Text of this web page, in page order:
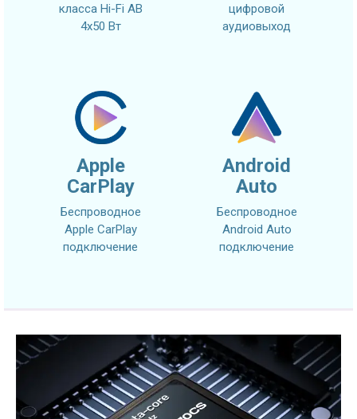
класса Hi-Fi AB
4x50 Вт
цифровой
аудиовыход
Apple
CarPlay
Беспроводное
Apple CarPlay
подключение
Android
Auto
Беспроводное
Android Auto
подключение